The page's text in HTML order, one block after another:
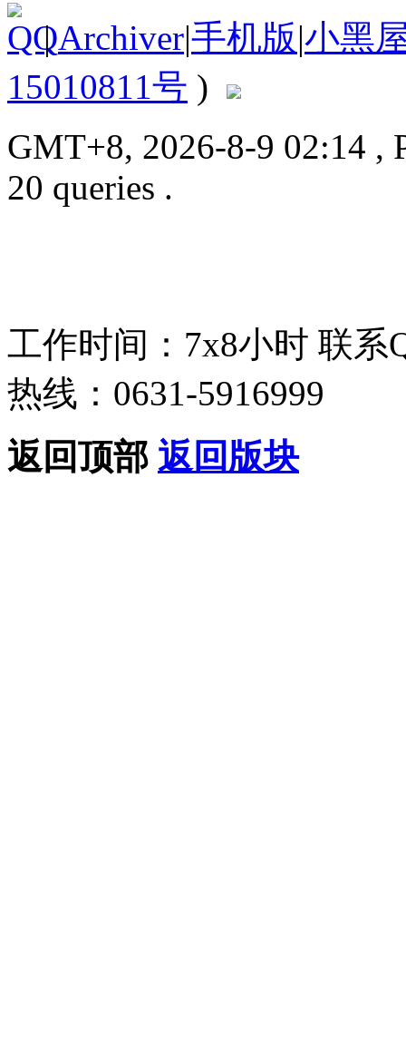
| Archiver|手机版|小黑
15010811号 )
GMT+8, 2026-8-9 02:14 ,
20 queries .
工作时间：7x8小时 联系
热线：0631-5916999
返回顶部 返回版块